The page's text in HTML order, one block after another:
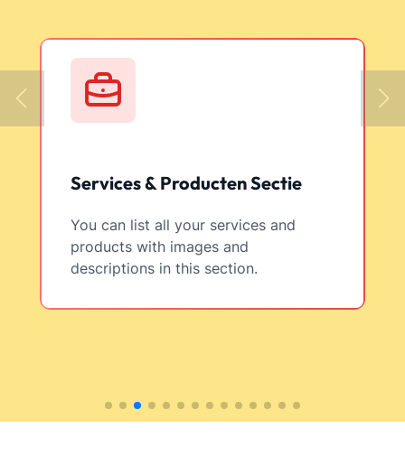
Services & Producten Sectie
You can list all your services and
products with images and
descriptions in this section.